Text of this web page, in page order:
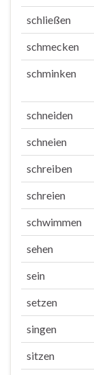
schließen
schmecken
schminken
schneiden
schneien
schreiben
schreien
schwimmen
sehen
sein
setzen
singen
sitzen